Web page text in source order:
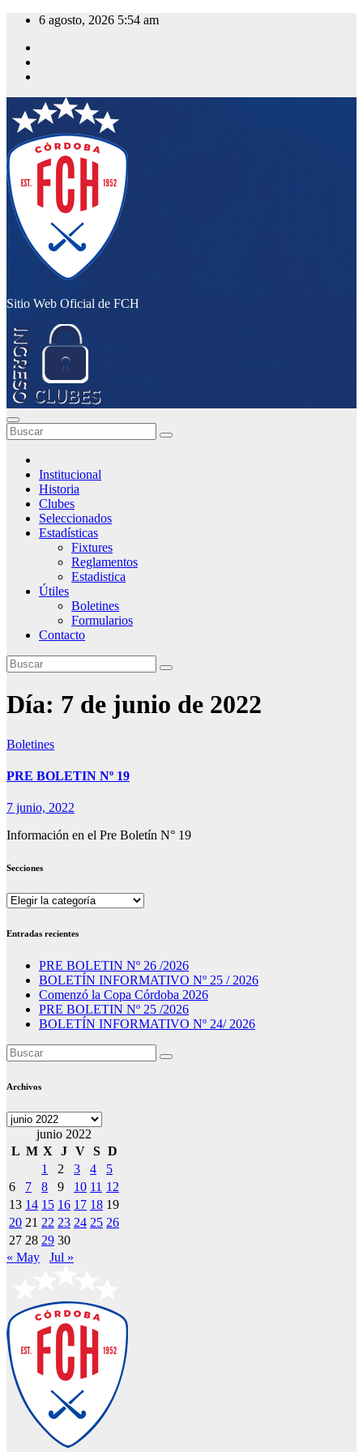
Saltar
contenido
6 agosto, 2026 5:54 am
Sitio Web Oficial de FCH
Institucional
Historia
Clubes
Seleccionados
Estadísticas
Fixtures
Reglamentos
Estadistica
Útiles
Boletines
Formularios
Contacto
Día: 7 de junio de 2022
Boletines
PRE BOLETIN Nº 19
7 junio, 2022
Información en el Pre Boletín N° 19
Secciones
Secciones
Entradas recientes
PRE BOLETIN Nº 26 /2026
BOLETÍN INFORMATIVO Nº 25 / 2026
Comenzó la Copa Córdoba 2026
PRE BOLETIN Nº 25 /2026
BOLETÍN INFORMATIVO Nº 24/ 2026
Archivos
Archivos
junio 2022
L M X J V S D
1
2 3 4
5
6
7 8 9 10 11 12
13 14 15 16 17 18 19
20 21 22 23 24 25 26
27 28 29 30
« May
Jul »